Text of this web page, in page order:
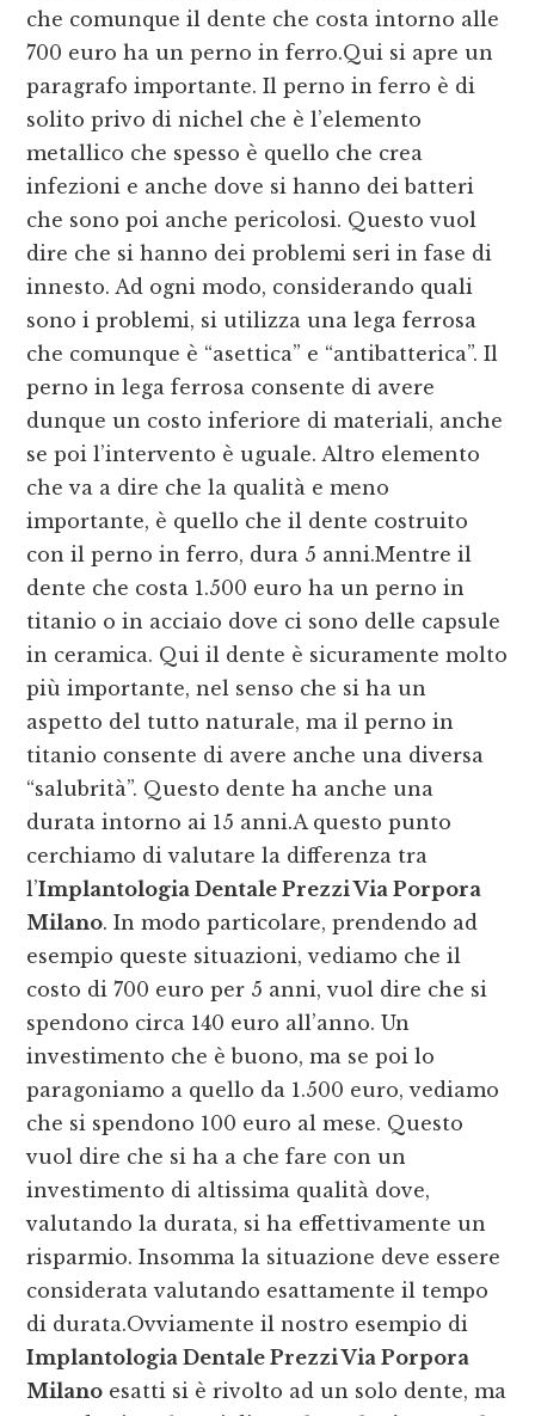
che comunque il dente che costa intorno alle
700 euro ha un perno in ferro.Qui si apre un
paragrafo importante. Il perno in ferro è di
solito privo di nichel che è l’elemento
metallico che spesso è quello che crea
infezioni e anche dove si hanno dei batteri
che sono poi anche pericolosi. Questo vuol
dire che si hanno dei problemi seri in fase di
innesto. Ad ogni modo, considerando quali
sono i problemi, si utilizza una lega ferrosa
che comunque è “asettica” e “antibatterica”. Il
perno in lega ferrosa consente di avere
dunque un costo inferiore di materiali, anche
se poi l’intervento è uguale. Altro elemento
che va a dire che la qualità e meno
importante, è quello che il dente costruito
con il perno in ferro, dura 5 anni.Mentre il
dente che costa 1.500 euro ha un perno in
titanio o in acciaio dove ci sono delle capsule
in ceramica. Qui il dente è sicuramente molto
più importante, nel senso che si ha un
aspetto del tutto naturale, ma il perno in
titanio consente di avere anche una diversa
“salubrità”. Questo dente ha anche una
durata intorno ai 15 anni.A questo punto
cerchiamo di valutare la differenza tra
l’Implantologia Dentale Prezzi Via Porpora
Milano. In modo particolare, prendendo ad
esempio queste situazioni, vediamo che il
costo di 700 euro per 5 anni, vuol dire che si
spendono circa 140 euro all’anno. Un
investimento che è buono, ma se poi lo
paragoniamo a quello da 1.500 euro, vediamo
che si spendono 100 euro al mese. Questo
vuol dire che si ha a che fare con un
investimento di altissima qualità dove,
valutando la durata, si ha effettivamente un
risparmio. Insomma la situazione deve essere
considerata valutando esattamente il tempo
di durata.Ovviamente il nostro esempio di
Implantologia Dentale Prezzi Via Porpora
Milano esatti si è rivolto ad un solo dente, ma